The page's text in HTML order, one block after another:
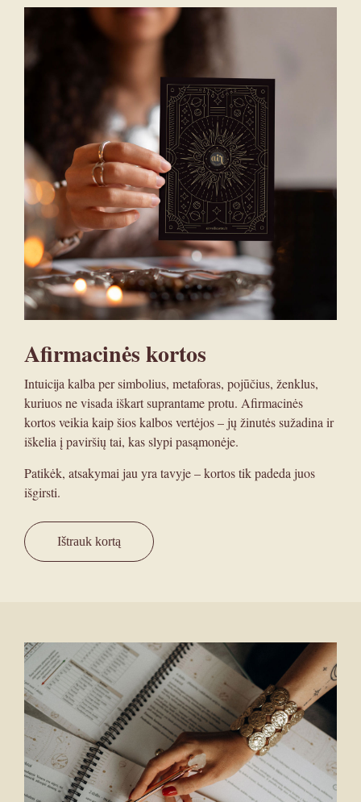
Afirmacinės kortos
Intuicija kalba per simbolius, metaforas, pojūčius, ženklus,
kuriuos ne visada iškart suprantame protu. Afirmacinės
kortos veikia kaip šios kalbos vertėjos – jų žinutės sužadina ir
iškelia į paviršių tai, kas slypi pasąmonėje.
Patikėk, atsakymai jau yra tavyje – kortos tik padeda juos
išgirsti.
Ištrauk kortą